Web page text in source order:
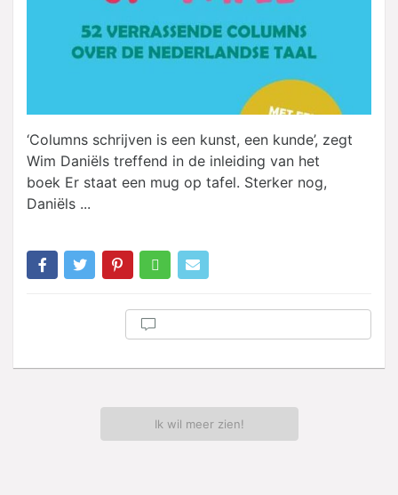
‘Columns schrijven is een kunst, een kunde’, zegt
Wim Daniëls treffend in de inleiding van het
boek Er staat een mug op tafel. Sterker nog,
Daniëls ...
Ik wil meer zien!